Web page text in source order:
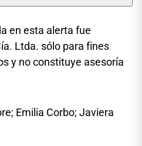
en esta alerta fue
Ltda. sólo para fines
y no constituye asesoría
Emilia Corbo; Javiera